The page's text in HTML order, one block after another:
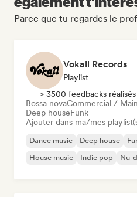
Parce que tu regardes le
Vokall Records
Playlist
> 3500 feedbacks réalisés
Bossa novaCommercial /
Deep houseFunk
Ajouter dans ma/mes
Dance music Deep house
House music
Indie pop Nu-